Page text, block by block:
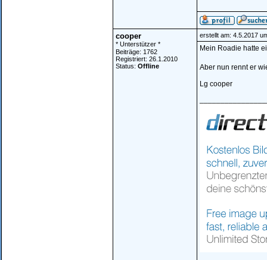
cooper
* Unterstützer *
Beiträge: 1762
Registriert: 26.1.2010
Status: Offline
erstellt am: 4.5.2017
Mein Roadie hatte
Aber nun rennt er
Lg cooper